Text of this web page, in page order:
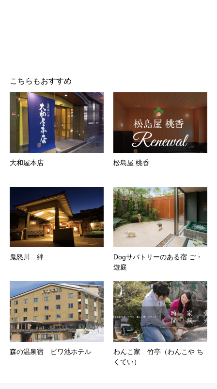
こちらもおすすめ
大和屋本店 松島屋 桃香
鬼怒川 絆
Dogサバトリーのある宿 ご・
遊庭
森の温泉宿 ビワ池ホテル
わんこ家 竹亭（わんこや ち
くてい）